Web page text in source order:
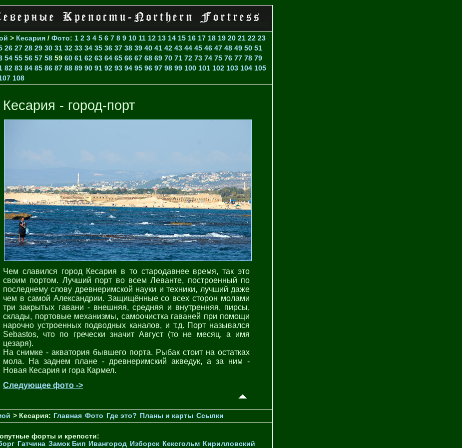
> Кесария / Фото: 1 2 3 4 5 6 7 8 9 10 11 12 13 14 15 16 17 18 19 20 21 22 23
26 27 28 29 30 31 32 33 34 35 36 37 38 39 40 41 42 43 44 45 46 47 48 49 50 51
54 55 56 57 58 59 60 61 62 63 64 65 66 67 68 69 70 71 72 73 74 75 76 77 78 79
82 83 84 85 86 87 88 89 90 91 92 93 94 95 96 97 98 99 100 101 102 103 104 105
108
Кесария - город-порт
Чем славился город Кесария в то стародавнее время, так это
своим портом. Лучший порт во всем Леванте, построенный по
последнему слову древнеримской науки и техники, лучший даже
чем в самой Александрии. Защищённые со всех сторон молами
три закрытых гавани - внешняя, средняя и внутренняя, пирсы,
склады, портовые механизмы, самоочистка гаваней при помощи
нарочно устроенных подводных каналов, и т.д. Порт назывался
Sebastos, что по гречески значит Август (то не месяц, а имя
цезаря).
На снимке - акватория бывшего порта. Рыбак стоит на остатках
мола. На заднем плане - древнеримский акведук, а за ним -
Новая Кесария и гора Кармел.
Следующее фото ->
> Кесария: Главная Фото Где это? Планы и карты Ссылки
форты и крепости:
Гатчина Замок Бип Ивангород Изборск Кексгольм Кирилловский